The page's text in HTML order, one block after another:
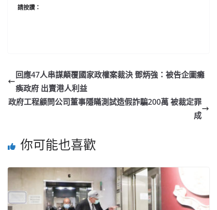
請按讚：
回應47人串謀顛覆國家政權案裁決 鄧炳強：被告企圖癱
瘓政府 出賣港人利益
政府工程顧問公司董事隱瞞測試造假詐騙200萬 被裁定罪
成
你可能也喜歡